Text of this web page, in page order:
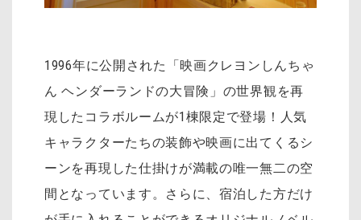
1996年に公開された「映画クレヨンしんちゃ
ん ヘンダーランドの大冒険」の世界観を再
現したコラボルームが1棟限定で登場！人気
キャラクターたちの装飾や映画に出てくるシ
ーンを再現した仕掛けが満載の唯一無二の空
間となっています。さらに、宿泊した方だけ